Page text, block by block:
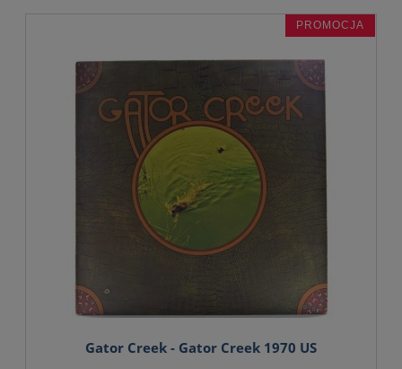
Gator Creek - Gator Creek 1970 US
PROMOCJA